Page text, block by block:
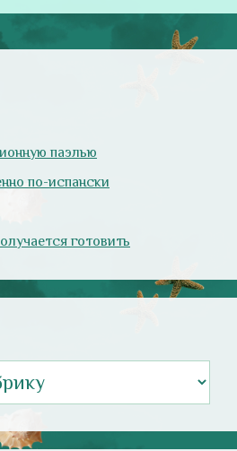
паэлью
по-испански
готовить